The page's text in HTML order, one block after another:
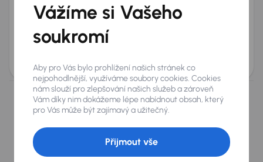
202119 583 kmAutomatBenzín3.6 V6227 kW
+7 dalších
od 6 417 Kč
Nevybrali jste si? Nevadí, na našich pobočkách na
Slovensku a v Polsku můžeme mít podobné vozy,
které hledáte.
Vážíme si Vašeho
soukromí
Aby pro Vás bylo prohlížení našich stránek co
nejpohodlnější, využíváme soubory cookies. Cookies
nám slouží pro zlepšování našich služeb a zároveň
Vám díky nim dokážeme lépe nabídnout obsah, který
pro Vás může být zajímavý a užitečný.
Přijmout vše